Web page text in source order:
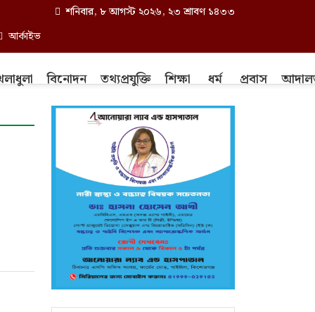
শনিবার, ৮ আগস্ট ২০২৬, ২৩ শ্রাবণ ১৪৩৩
আর্কাইভ
বিনোদন তথ্যপ্রযুক্তি শিক্ষা ধর্ম প্রবাস